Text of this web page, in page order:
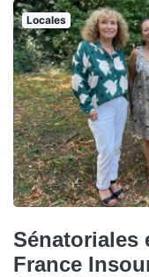
Locales
Sénatoriales
France